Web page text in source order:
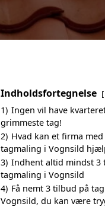
Indholdsfortegnelse
1) Ingen vil have
grimmeste tag!
2) Hvad kan et firma
tagmaling i Vognsild
3) Indhent altid mindst 3
tagmaling i Vognsild
4) Få nemt 3 tilbud på
Vognsild, du kan være